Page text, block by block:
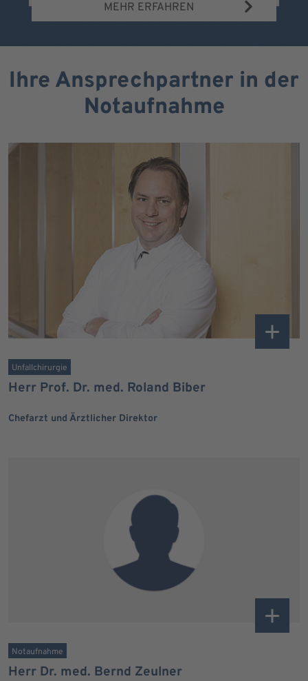
MEHR ERFAHREN
Ihre Ansprechpartner in der
Notaufnahme
Unfallchirurgie
Herr Prof. Dr. med. Roland Biber
Chefarzt und Ärztlicher Direktor
Notaufnahme
Herr Dr. med. Bernd Zeulner